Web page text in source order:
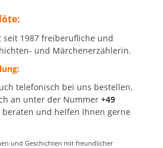
seit 1987 freiberufliche und
und Märchenerzählerin.
telefonisch bei uns bestellen.
an unter der Nummer +49
beraten und helfen Ihnen gerne
und Geschichten mit freundlicher